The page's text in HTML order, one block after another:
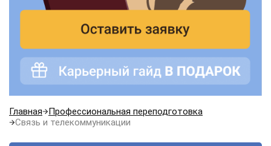
Главная
Профессиональная переподготовка
Связь и телекоммуникации